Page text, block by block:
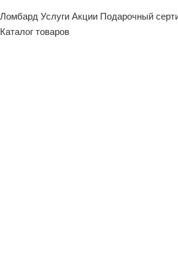
Ломбард Услуги Акции Подарочный
Каталог товаров